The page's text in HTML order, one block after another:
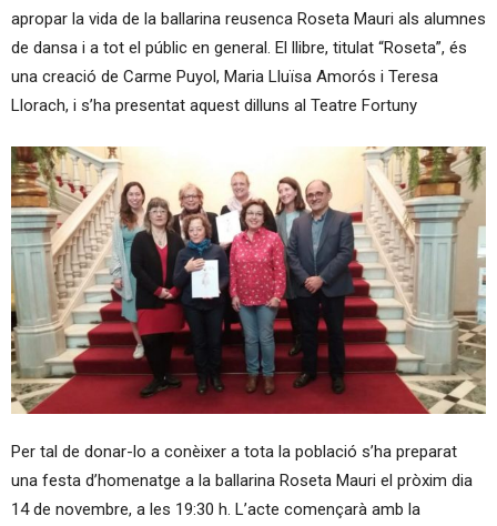
apropar la vida de la ballarina reusenca Roseta Mauri als alumnes
de dansa i a tot el públic en general. El llibre, titulat “Roseta”, és
una creació de Carme Puyol, Maria Lluïsa Amorós i Teresa
Llorach, i s’ha presentat aquest dilluns al Teatre Fortuny
Per tal de donar-lo a conèixer a tota la població s’ha preparat
una festa d’homenatge a la ballarina Roseta Mauri el pròxim dia
14 de novembre, a les 19:30 h. L’acte començarà amb la